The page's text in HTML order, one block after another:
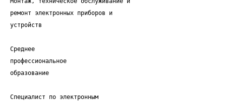
ремонт электронных приборов и
устройств
Среднее
профессиональное
образование
Специалист по электронным